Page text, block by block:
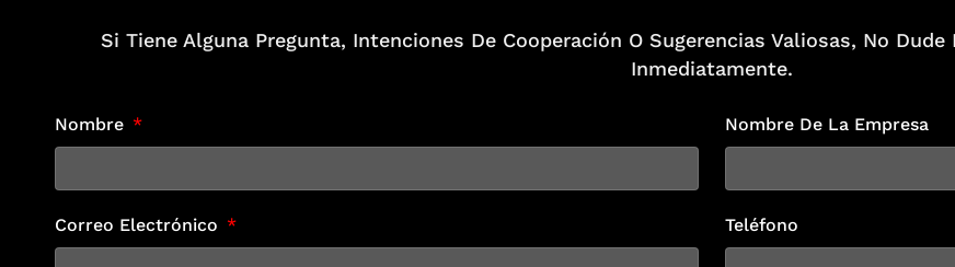
Si Tiene Alguna Pregunta, Intenciones De Cooperación O Sugerencias Valiosas, No
Inmediatamente.
Nombre Nombre De La Empresa
Correo Electrónico Teléfono